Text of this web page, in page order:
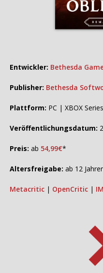
Entwickler: Bethesda
Publisher: Bethesda
Plattform: PC | XBOX
Veröffentlichungsdatum:
Preis: ab 54,99€*
Altersfreigabe: ab 12
Metacritic | OpenCritic |